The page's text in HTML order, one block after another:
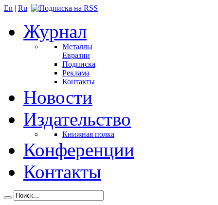
En | Ru
Журнал
Металлы
Евразии
Подписка
Реклама
Контакты
Новости
Издательство
Книжная полка
Конференции
Контакты